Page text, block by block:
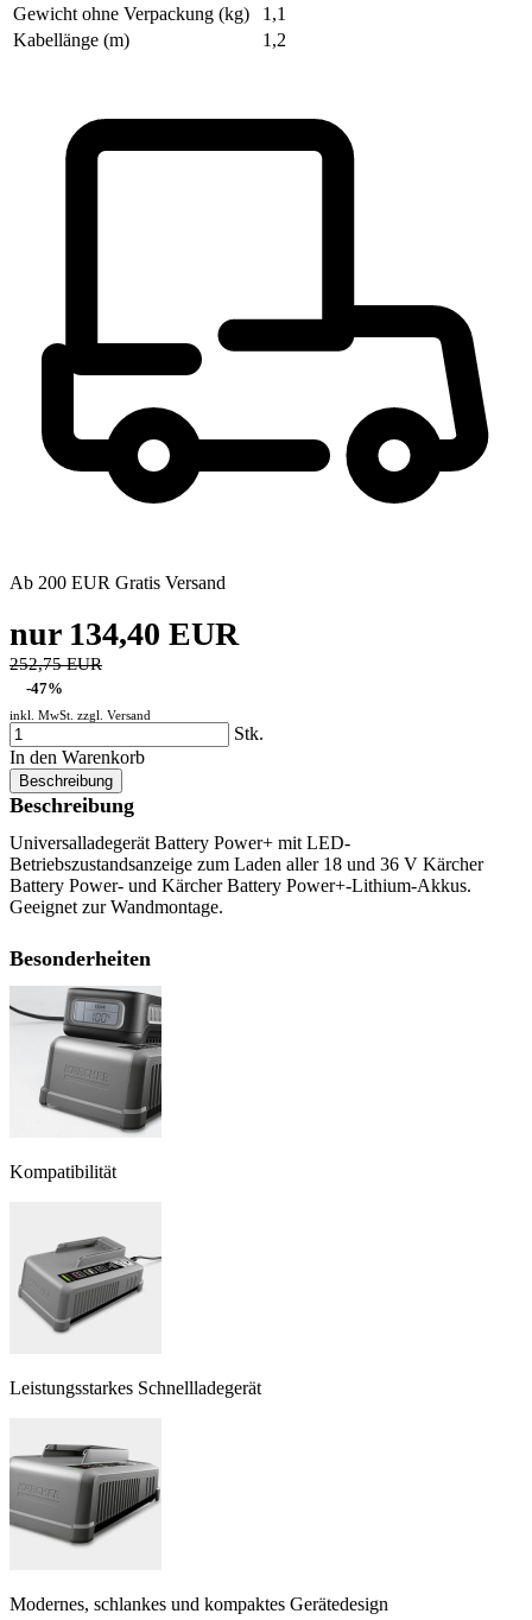
Gewicht ohne Verpackung (kg)
1,1
Kabellänge (m)
1,2
Ab 200 EUR Gratis Versand
nur 134,40 EUR
252,75 EUR
-47%
inkl. MwSt. zzgl. Versand
Stk.
In den Warenkorb
Beschreibung
Beschreibung
Universalladegerät Battery Power+ mit LED-
Betriebszustandsanzeige zum Laden aller 18 und 36 V Kärcher
Battery Power- und Kärcher Battery Power+-Lithium-Akkus.
Geeignet zur Wandmontage.
Besonderheiten
Kompatibilität
Leistungsstarkes Schnellladegerät
Modernes, schlankes und kompaktes Gerätedesign